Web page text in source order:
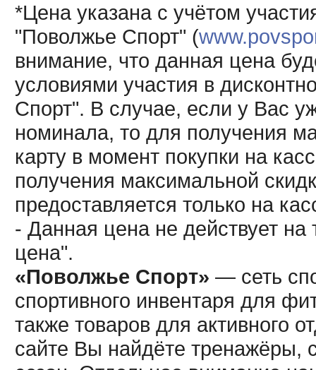
*Цена указана с учётом
"Поволжье Спорт" (
внимание, что данная цена
условиями участия в
Спорт". В случае, если у Вас
номинала, то для получения
карту в момент покупки на
получения максимальной
предоставляется только на
- Данная цена не действует
цена".
«Поволжье Спорт» — сеть
спортивного инвентаря для
также товаров для активного
сайте Вы найдёте тренажёры,